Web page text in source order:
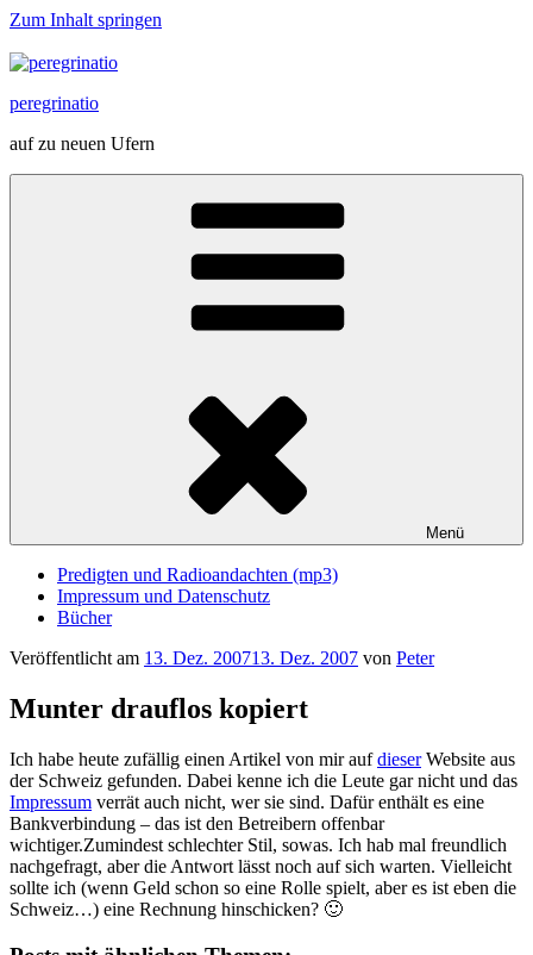
Zum Inhalt springen
peregrinatio
auf zu neuen Ufern
Menü
Predigten und Radioandachten (mp3)
Impressum und Datenschutz
Bücher
Veröffentlicht am 13. Dez. 200713. Dez. 2007 von Peter
Munter drauflos kopiert
Ich habe heute zufällig einen Artikel von mir aufdieserWebsite aus
der Schweiz gefunden. Dabei kenne ich die Leute gar nicht und das
Impressum verrät auch nicht, wer sie sind. Dafür enthält es eine
Bankverbindung – das ist den Betreibern offenbar
wichtiger.Zumindest schlechter Stil, sowas. Ich hab mal freundlich
nachgefragt, aber die Antwort lässt noch auf sich warten. Vielleicht
sollte ich (wenn Geld schon so eine Rolle spielt, aber es ist eben die
Schweiz…) eine Rechnung hinschicken? 🙂